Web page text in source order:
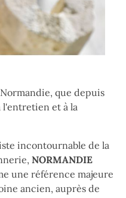
que depuis
l'entretien et à la
incontournable de la
NORMANDIE
une référence majeure
ancien, auprès de